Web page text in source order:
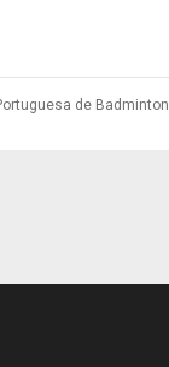
de Badminton